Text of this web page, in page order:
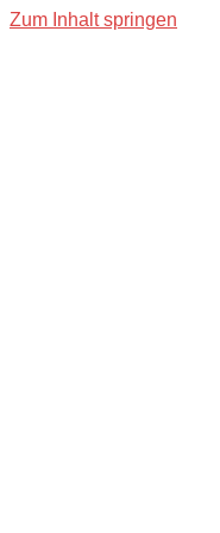
Zum Inhalt springen